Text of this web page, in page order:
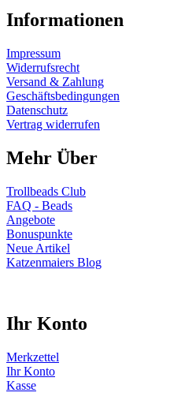
Informationen
Impressum
Widerrufsrecht
Versand & Zahlung
Geschäftsbedingungen
Datenschutz
Vertrag widerrufen
Mehr Über
Trollbeads Club
FAQ - Beads
Angebote
Bonuspunkte
Neue Artikel
Katzenmaiers Blog
Ihr Konto
Merkzettel
Ihr Konto
Kasse